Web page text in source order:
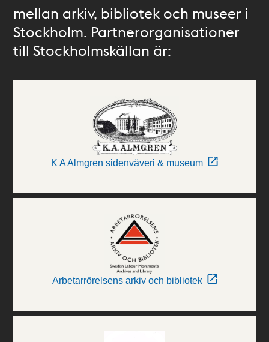
mellan arkiv, bibliotek och museer i
Stockholm. Partnerorganisationer
till Stockholmskällan är:
K A Almgren sidenväveri & museum
Arbetarrörelsens arkiv och bibliotek